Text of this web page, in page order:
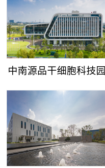
中南源品干细胞科技园